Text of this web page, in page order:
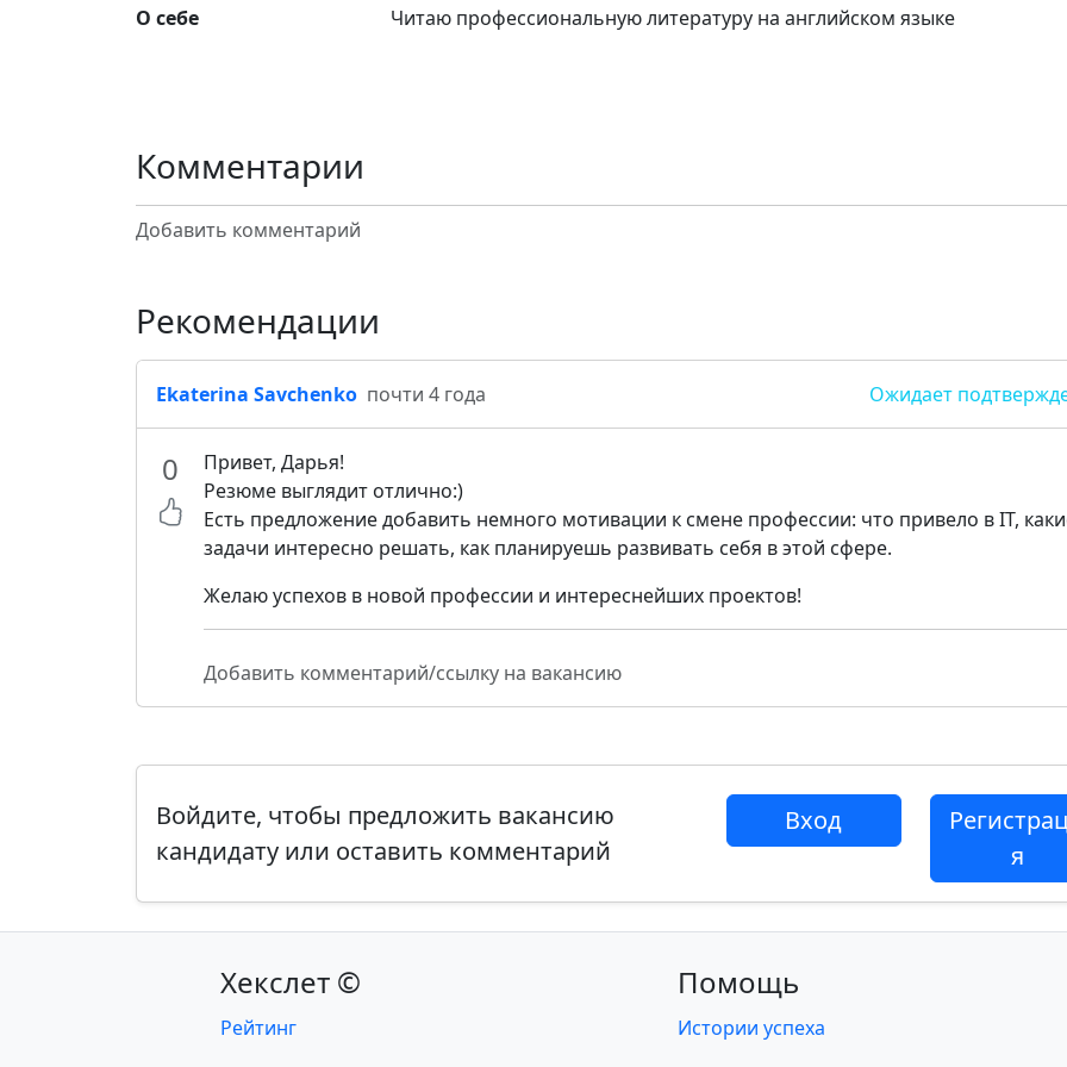
О себе Читаю профессиональную литературу на английском языке
Комментарии
Добавить комментарий
Рекомендации
Ekaterina Savchenko почти 4 года Ожидает
0
Привет, Дарья!
Резюме выглядит отлично:)
Есть предложение добавить немного мотивации к смене профессии: что привело в IT,
задачи интересно решать, как планируешь развивать себя в этой сфере.
Желаю успехов в новой профессии и интереснейших проектов!
Добавить комментарий/ссылку на вакансию
Войдите, чтобы предложить вакансию
кандидату или оставить комментарий
Вход
я
Хекслет ©
Рейтинг
Помощь
Истории успеха